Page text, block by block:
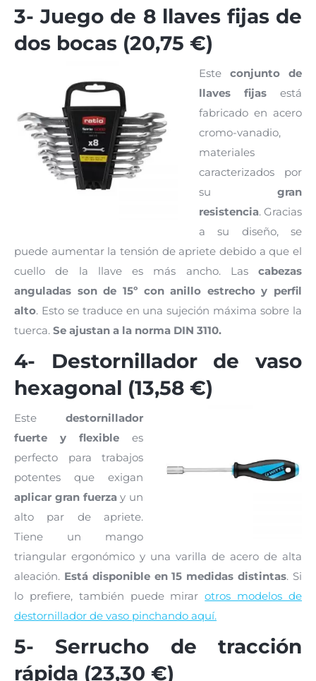
3- Juego de 8 llaves fijas de
dos bocas (20,75 €)
Este conjunto de
llaves fijas está
fabricado en acero
cromo-vanadio,
materiales
caracterizados por
su gran
resistencia. Gracias
a su diseño, se
puede aumentar la tensión de apriete debido a que el
cuello de la llave es más ancho. Las cabezas
anguladas son de 15º con anillo estrecho y perfil
alto. Esto se traduce en una sujeción máxima sobre la
tuerca. Se ajustan a la norma DIN 3110.
4- Destornillador de vaso
hexagonal (13,58 €)
Este destornillador
fuerte y flexible es
perfecto para trabajos
potentes que exigan
aplicar gran fuerzay un
alto par de apriete.
Tiene un mango
triangular ergonómico y una varilla de acero de alta
aleación. Está disponible en 15 medidas distintas. Si
lo prefiere, también puede mirarotros modelos de
destornillador de vaso pinchando aquí.
5- Serrucho de tracción
rápida (23,30 €)